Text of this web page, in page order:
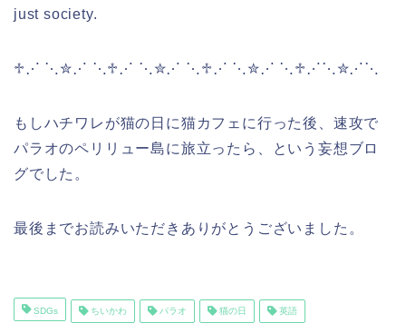
just society.
♱⋰ ⋱✮⋰ ⋱♱⋰ ⋱✮⋰ ⋱♱⋰ ⋱✮⋰ ⋱♱⋰⋱✮⋰⋱
もしハチワレが猫の日に猫カフェに行った後、速攻で
パラオのペリリュー島に旅立ったら、という妄想ブロ
グでした。
最後までお読みいただきありがとうございました。
SDGs ちいかわ パラオ 猫の日 英語